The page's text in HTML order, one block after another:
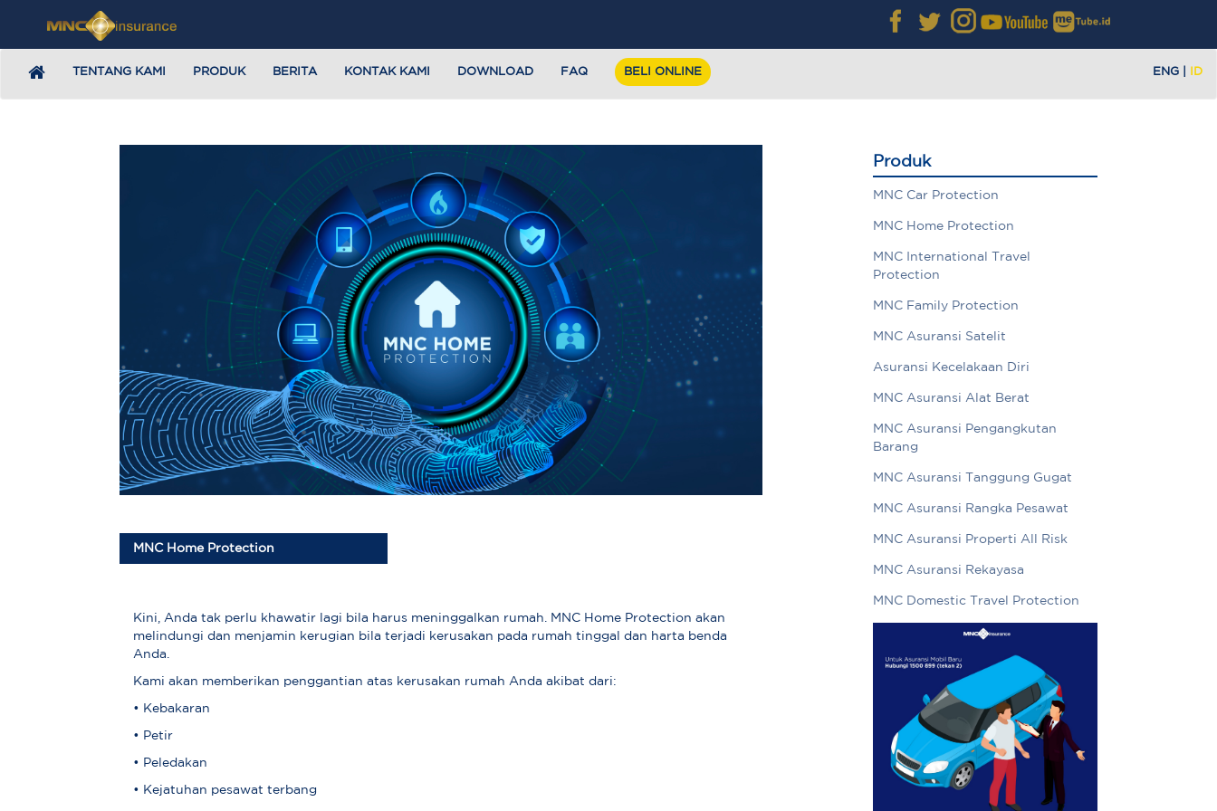
TENTANG KAMI PRODUK BERITA KONTAK KAMI DOWNLOAD FAQ BELI ONLINE ENG ID
MNC Home Protection
Kini, Anda tak perlu khawatir lagi bila harus meninggalkan rumah. MNC Home Protection akan
melindungi dan menjamin kerugian bila terjadi kerusakan pada rumah tinggal dan harta benda
Anda.
Kami akan memberikan penggantian atas kerusakan rumah Anda akibat dari:
• Kebakaran
• Petir
• Peledakan
• Kejatuhan pesawat terbang
Produk
MNC Car Protection
MNC Home Protection
MNC International Travel
Protection
MNC Family Protection
MNC Asuransi Satelit
Asuransi Kecelakaan Diri
MNC Asuransi Alat Berat
MNC Asuransi Pengangkutan
Barang
MNC Asuransi Tanggung Gugat
MNC Asuransi Rangka Pesawat
MNC Asuransi Properti All Risk
MNC Asuransi Rekayasa
MNC Domestic Travel Protection